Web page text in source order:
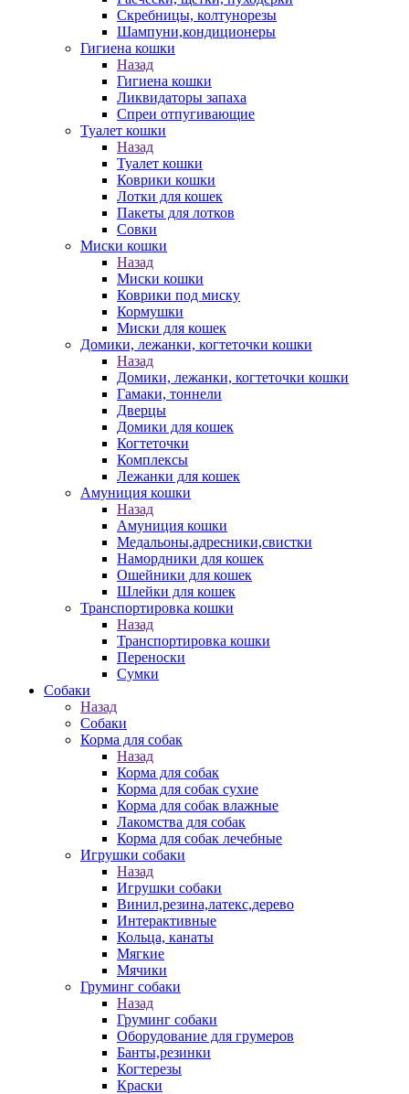
Скребницы, колтунорезы
Шампуни,кондиционеры
Гигиена кошки
Назад
Гигиена кошки
Ликвидаторы запаха
Спреи отпугивающие
Туалет кошки
Назад
Туалет кошки
Коврики кошки
Лотки для кошек
Пакеты для лотков
Совки
Миски кошки
Назад
Миски кошки
Коврики под миску
Кормушки
Миски для кошек
Домики, лежанки, когтеточки кошки
Назад
Домики, лежанки, когтеточки кошки
Гамаки, тоннели
Дверцы
Домики для кошек
Когтеточки
Комплексы
Лежанки для кошек
Амуниция кошки
Назад
Амуниция кошки
Медальоны,адресники,свистки
Намордники для кошек
Ошейники для кошек
Шлейки для кошек
Транспортировка кошки
Назад
Транспортировка кошки
Переноски
Сумки
Собаки
Назад
Собаки
Корма для собак
Назад
Корма для собак
Корма для собак сухие
Корма для собак влажные
Лакомства для собак
Корма для собак лечебные
Игрушки собаки
Назад
Игрушки собаки
Винил,резина,латекс,дерево
Интерактивные
Кольца, канаты
Мягкие
Мячики
Груминг собаки
Назад
Груминг собаки
Оборудование для грумеров
Банты,резинки
Когтерезы
Краски